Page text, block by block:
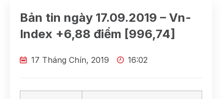
Bản tin ngày 17.09.2019 – Vn-
Index +6,88 điểm [996,74]
17 Tháng Chín, 2019 16:02